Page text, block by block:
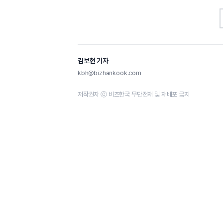
김보현 기자
kbh@bizhankook.com
저작권자 ⓒ 비즈한국 무단전재 및 재배포 금지